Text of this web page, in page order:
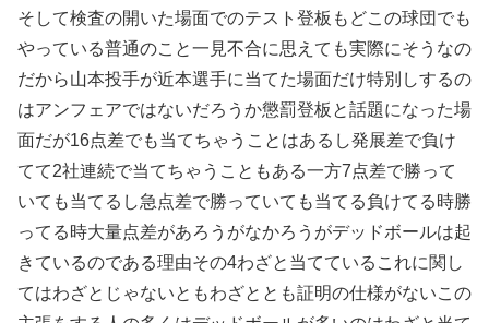
そして検査の開いた場面でのテスト登板もどこの球団でも
やっている普通のこと一見不合に思えても実際にそうなの
だから山本投手が近本選手に当てた場面だけ特別しするの
はアンフェアではないだろうか懲罰登板と話題になった場
面だが16点差でも当てちゃうことはあるし発展差で負け
てて2社連続で当てちゃうこともある一方7点差で勝って
いても当てるし急点差で勝っていても当てる負けてる時勝
ってる時大量点差があろうがなかろうがデッドボールは起
きているのである理由その4わざと当てているこれに関し
てはわざとじゃないともわざととも証明の仕様がないこの